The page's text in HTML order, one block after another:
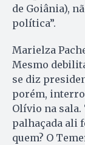
de Goiânia),
política”.
Marielza
Mesmo
se diz
porém,
Olívio na sala.
palhaçada ali
quem? O